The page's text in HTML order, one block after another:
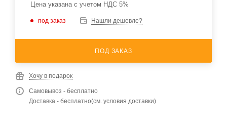
Цена указана с учетом НДС 5%
под заказ Нашли дешевле?
ПОД ЗАКАЗ
Хочу в подарок
Самовывоз - бесплатно
Доставка - бесплатно(см. условия доставки)